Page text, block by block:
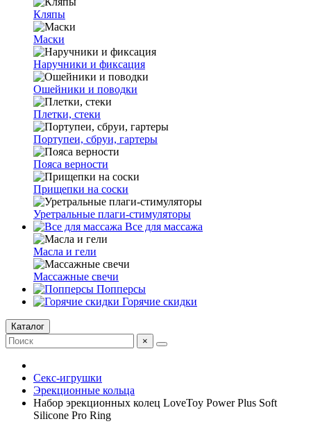
Кляпы
Маски
Наручники и фиксация
Ошейники и поводки
Плетки, стеки
Портупеи, сбруи, гартеры
Пояса верности
Прищепки на соски
Уретральные плаги-стимуляторы
Все для массажа
Масла и гели
Массажные свечи
Попперсы
Горячие скидки
Каталог
×
Секс-игрушки
Эрекционные кольца
Набор эрекционных колец LoveToy Power Plus Soft
Silicone Pro Ring